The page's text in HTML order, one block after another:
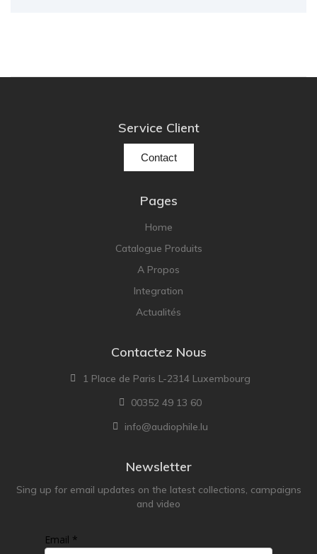
Service Client
Contact
Pages
Home
Catalogue Produits
A Propos
Integration
Actualités
Contactez Nous
1 Place de Paris L-2314 Luxembourg
00352 49 13 60
info@audiophile.lu
Newsletter
Sing up for email updates on the latest collections, campaigns
and video
Email *